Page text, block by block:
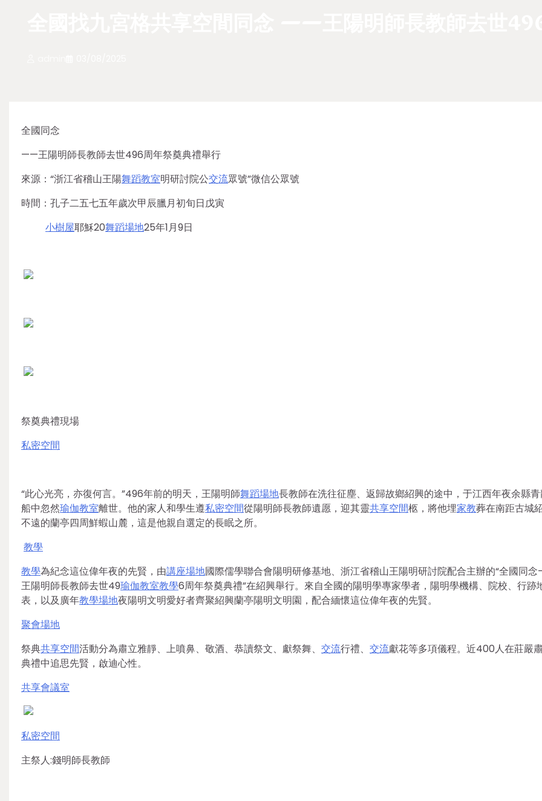
全國同念
——王陽明師長教師去世496周年祭奠典禮舉行
來源：“浙江省稽山王陽舞蹈教室明研討院公交流眾號”微信公眾號
時間：孔子二五七五年歲次甲辰臘月初旬日戊寅
小樹屋耶穌20舞蹈場地25年1月9日
祭奠典禮現場
私密空間
“此心光亮，亦復何言。”496年前的明天，王陽明師舞蹈場地長教師在洗往征塵、返歸故鄉紹興的途中，于江西年夜余縣
船中忽然瑜伽教室離世。他的家人和學生遵私密空間從陽明師長教師遺愿，迎其靈共享空間柩，將他埋家教葬在南距古城
不遠的蘭亭四周鮮蝦山麓，這是他親自選定的長眠之所。
教學
教學為紀念這位偉年夜的先賢，由講座場地國際儒學聯合會陽明研修基地、浙江省稽山王陽明研討院配合主辦的“全國同
王陽明師長教師去世49瑜伽教室教學6周年祭奠典禮”在紹興舉行。來自全國的陽明學專家學者，陽明學機構、院校、行跡
表，以及廣年教學場地夜陽明文明愛好者齊聚紹興蘭亭陽明文明園，配合緬懷這位偉年夜的先賢。
聚會場地
祭典共享空間活動分為肅立雅靜、上噴鼻、敬酒、恭讀祭文、獻祭舞、 交流行禮、 交流獻花等多項儀程。近400人在莊嚴
典禮中追思先賢，啟迪心性。
共享會議室
私密空間
主祭人:錢明師長教師